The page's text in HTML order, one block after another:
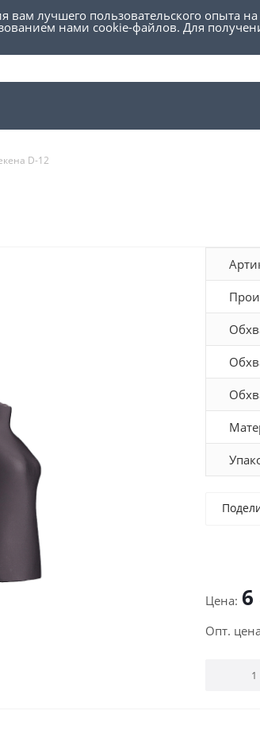
D-12
6
вам лучшего пользовательского опыта
нами cookie-файлов. Для